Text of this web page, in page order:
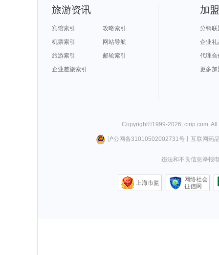
旅游资讯
宾馆索引
攻略索引
机票索引
网站导航
旅游索引
邮轮索引
企业差旅索引
加
分销联
企业礼
代理合
更多加
Copyright©1999-2026 ctrip.com .
沪公网备31010502002731号丨 互联网药
违法和不良信息举报
上海市监
网络社会
征信网